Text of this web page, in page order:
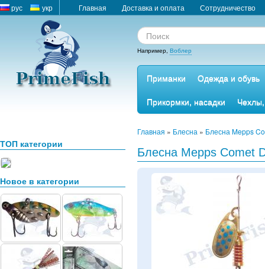
рус укр Главная Доставка и оплата Сотрудничество
Например, Воблер
Приманки
Одежда и обувь
Прикормки, насадки
ТОП категории
Новое в категории
Главная » Блесна » Блесна Mepps
Блесна Mepps Comet